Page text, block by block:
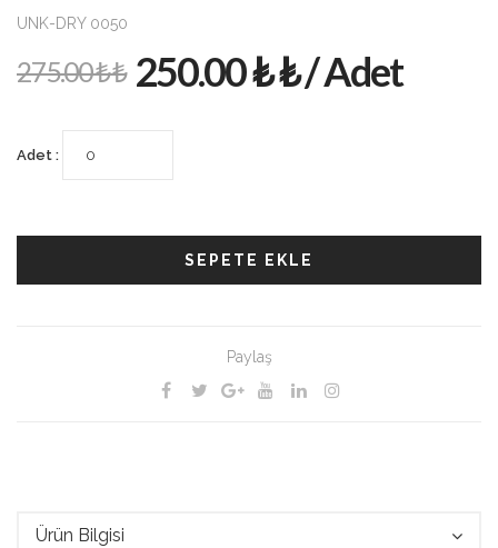
UNK-DRY 0050
275.00 ₺ ₺ 250.00 ₺ ₺ / Adet
Adet :
SEPETE EKLE
Paylaş
Ürün Bilgisi